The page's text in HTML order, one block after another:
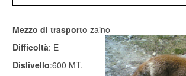
Mezzo di trasporto zaino
Difficoltà: E
Dislivello:600 MT.